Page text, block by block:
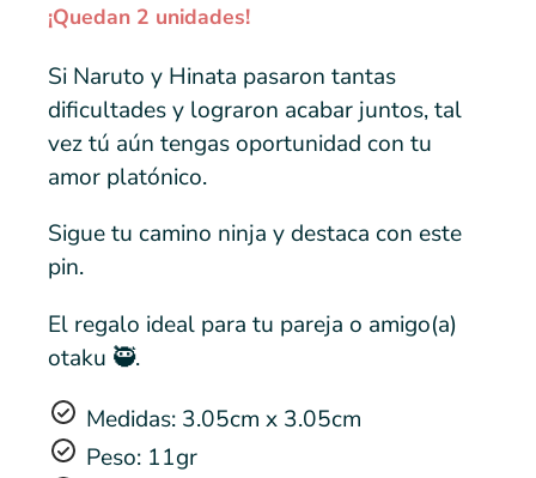
¡Quedan 2 unidades!
Si Naruto y Hinata pasaron tantas
dificultades y lograron acabar juntos, tal
vez tú aún tengas oportunidad con tu
amor platónico.
Sigue tu camino ninja y destaca con este
pin.
El regalo ideal para tu pareja o amigo(a)
otaku 🥷.
Medidas: 3.05cm x 3.05cm
Peso: 11gr